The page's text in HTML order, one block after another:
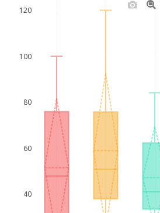
40
60
80
100
120